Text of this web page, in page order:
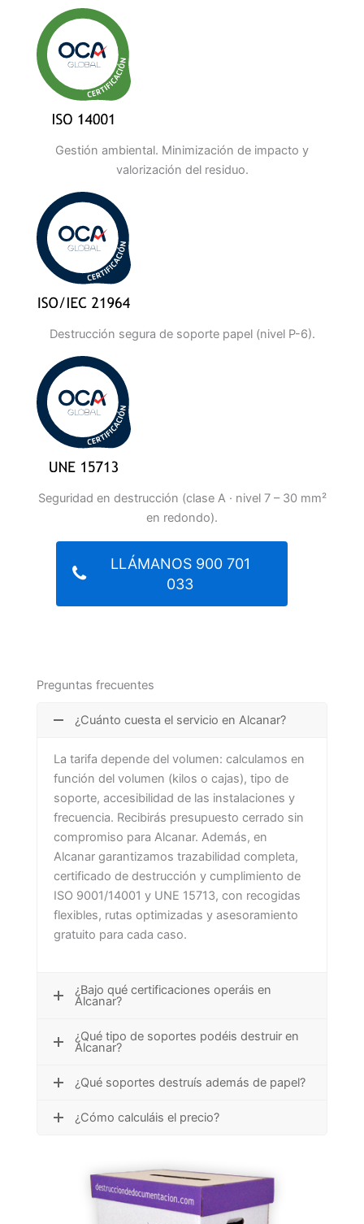
Gestión ambiental. Minimización de impacto y
valorización del residuo.
Destrucción segura de soporte papel (nivel P-6).
Seguridad en destrucción (clase A · nivel 7 – 30 mm²
en redondo).
LLÁMANOS 900 701
033
Preguntas frecuentes
¿Cuánto cuesta el servicio en Alcanar?
La tarifa depende del volumen: calculamos en
función del volumen (kilos o cajas), tipo de
soporte, accesibilidad de las instalaciones y
frecuencia. Recibirás presupuesto cerrado sin
compromiso para Alcanar. Además, en
Alcanar garantizamos trazabilidad completa,
certificado de destrucción y cumplimiento de
ISO 9001/14001 y UNE 15713, con recogidas
flexibles, rutas optimizadas y asesoramiento
gratuito para cada caso.
¿Bajo qué certificaciones operáis en
Alcanar?
¿Qué tipo de soportes podéis destruir en
Alcanar?
¿Qué soportes destruís además de papel?
¿Cómo calculáis el precio?